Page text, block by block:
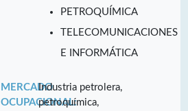
PETROQUÍMICA
TELECOMUNICACIONES
E INFORMÁTICA
MERCADO
OCUPACIONAL:
Industria petrolera,
petroquímica,